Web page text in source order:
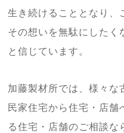
生き続けることとなり、
その想いを無駄にしたく
と信じています。
加藤製材所では、様々な
民家住宅から住宅・店舗
る住宅・店舗のご相談な